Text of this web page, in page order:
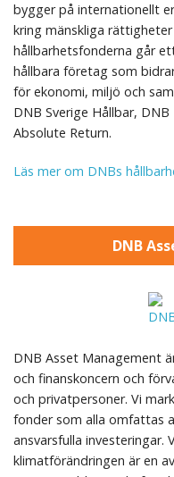
bygger på internationellt
kring mänskliga
hållbarhetsfonderna går
hållbara företag som
för ekonomi, miljö och
DNB Sverige Hållbar, DNB
Absolute Return.
Läs mer om DNBs
DNB
DNB Asset Management
och finanskoncern och
och privatpersoner. Vi
fonder som alla omfattas
ansvarsfulla investeringar.
klimatförändringen är en